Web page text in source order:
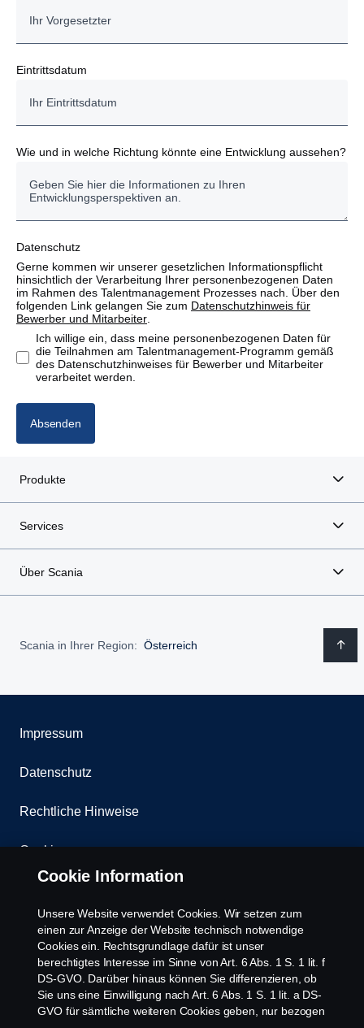
Eintrittsdatum
Wie und in welche Richtung könnte eine Entwicklung aussehen?
Datenschutz
Gerne kommen wir unserer gesetzlichen Informationspflicht
hinsichtlich der Verarbeitung Ihrer personenbezogenen Daten
im Rahmen des Talentmanagement Prozesses nach. Über den
folgenden Link gelangen Sie zum Datenschutzhinweis für
Bewerber und Mitarbeiter
Ich willige ein, dass meine personenbezogenen Daten für
die Teilnahmen am Talentmanagement-Programm gemäß
des Datenschutzhinweises für Bewerber und Mitarbeiter
verarbeitet werden.
Absenden
Produkte
Services
Über Scania
Scania in Ihrer Region: Österreich
Impressum
Datenschutz
Rechtliche Hinweise
Cookies
Whistleblowing
Scania Cookie Richtlinie
Cookie Information
Unsere Website verwendet Cookies. Wir setzen zum
einen zur Anzeige der Website technisch notwendige
Cookies ein. Rechtsgrundlage dafür ist unser
berechtigtes Interesse im Sinne von Art. 6 Abs. 1 S. 1 lit. f
DS-GVO. Darüber hinaus können Sie differenzieren, ob
Sie uns eine Einwilligung nach Art. 6 Abs. 1 S. 1 lit. a DS-
GVO für sämtliche weiteren Cookies geben, nur bezogen